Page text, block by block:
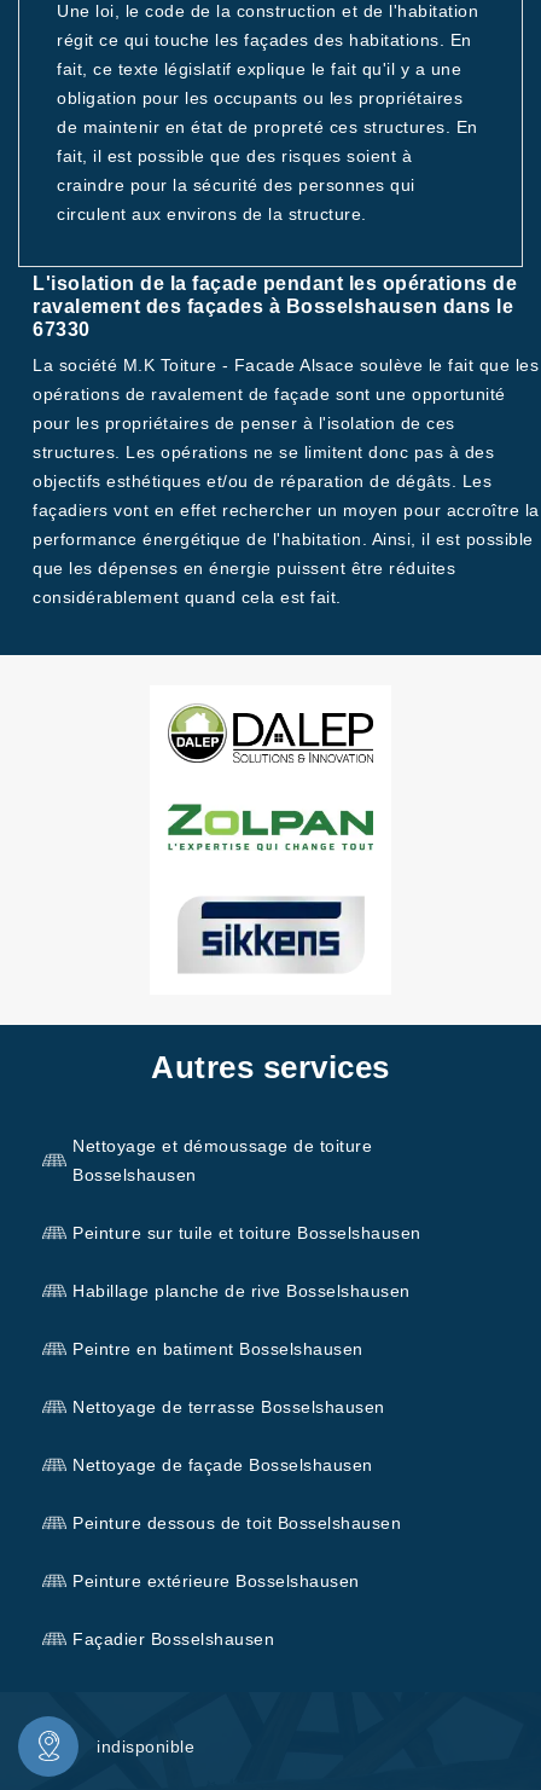
Une loi, le code de la construction et de l'habitation
régit ce qui touche les façades des habitations. En
fait, ce texte législatif explique le fait qu'il y a une
obligation pour les occupants ou les propriétaires
de maintenir en état de propreté ces structures. En
fait, il est possible que des risques soient à
craindre pour la sécurité des personnes qui
circulent aux environs de la structure.
L'isolation de la façade pendant les opérations de
ravalement des façades à Bosselshausen dans le
67330
La société M.K Toiture - Facade Alsace soulève le fait que les
opérations de ravalement de façade sont une opportunité
pour les propriétaires de penser à l'isolation de ces
structures. Les opérations ne se limitent donc pas à des
objectifs esthétiques et/ou de réparation de dégâts. Les
façadiers vont en effet rechercher un moyen pour accroître la
performance énergétique de l'habitation. Ainsi, il est possible
que les dépenses en énergie puissent être réduites
considérablement quand cela est fait.
Autres services
Nettoyage et démoussage de toiture
Bosselshausen
Peinture sur tuile et toiture Bosselshausen
Habillage planche de rive Bosselshausen
Peintre en batiment Bosselshausen
Nettoyage de terrasse Bosselshausen
Nettoyage de façade Bosselshausen
Peinture dessous de toit Bosselshausen
Peinture extérieure Bosselshausen
Façadier Bosselshausen
indisponible